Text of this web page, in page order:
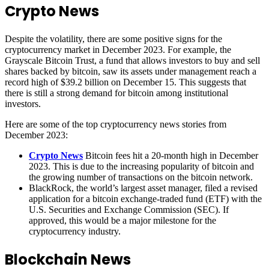
Crypto News
Despite the volatility, there are some positive signs for the
cryptocurrency market in December 2023. For example, the
Grayscale Bitcoin Trust, a fund that allows investors to buy and sell
shares backed by bitcoin, saw its assets under management reach a
record high of $39.2 billion on December 15. This suggests that
there is still a strong demand for bitcoin among institutional
investors.
Here are some of the top cryptocurrency news stories from
December 2023:
Crypto News Bitcoin fees hit a 20-month high in December
2023. This is due to the increasing popularity of bitcoin and
the growing number of transactions on the bitcoin network.
BlackRock, the world’s largest asset manager, filed a revised
application for a bitcoin exchange-traded fund (ETF) with the
U.S. Securities and Exchange Commission (SEC). If
approved, this would be a major milestone for the
cryptocurrency industry.
Blockchain News